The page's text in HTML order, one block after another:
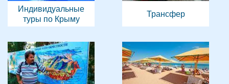
Индивидуальные
туры по Крыму
Трансфер